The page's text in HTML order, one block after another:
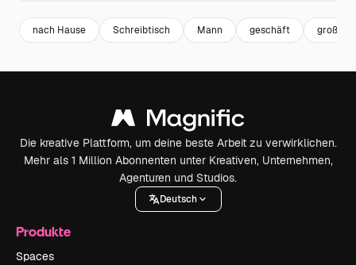
nach Hause Schreibtisch Mann geschäft groß
Die kreative Plattform, um deine beste Arbeit zu verwirklichen.
Mehr als 1 Million Abonnenten unter Kreativen, Unternehmen,
Agenturen und Studios.
Deutsch
Produkte
Spaces